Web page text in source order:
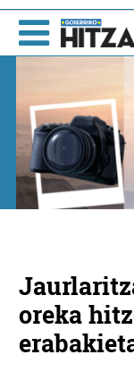
oreka